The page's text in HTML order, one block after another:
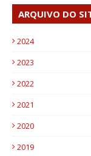
ARQUIVO DO
2024
2023
2022
2021
2020
2019